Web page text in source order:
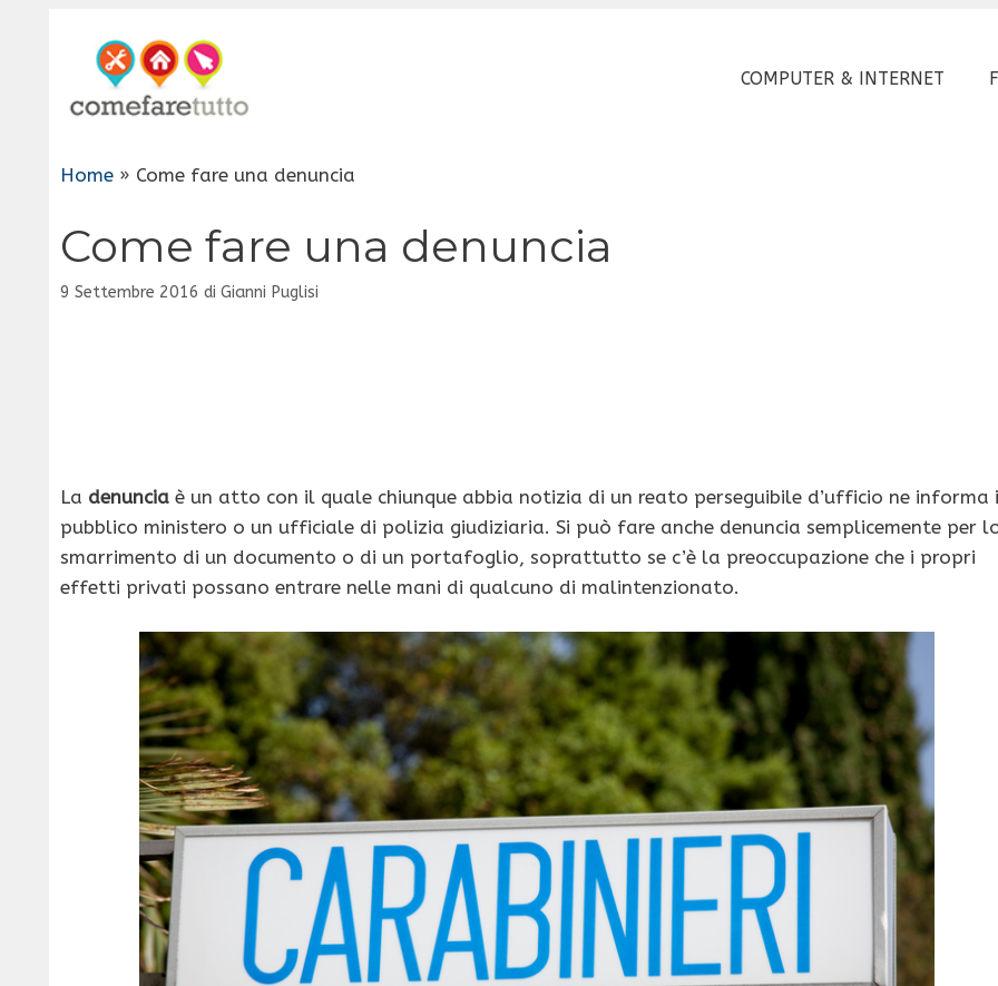
COMPUTER & INTERNET
Home » Come fare una denuncia
Come fare una denuncia
9 Settembre 2016 di Gianni Puglisi
La denuncia è un atto con il quale chiunque abbia notizia di un reato perseguibile d’ufficio ne informa
pubblico ministero o un ufficiale di polizia giudiziaria. Si può fare anche denuncia semplicemente per
smarrimento di un documento o di un portafoglio, soprattutto se c’è la preoccupazione che i propri
effetti privati possano entrare nelle mani di qualcuno di malintenzionato.